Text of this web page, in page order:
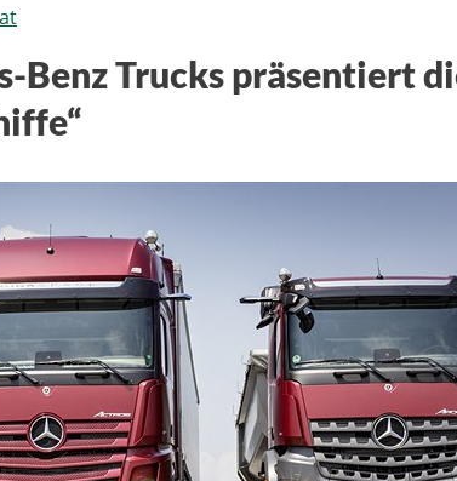
Benz Trucks präsentiert